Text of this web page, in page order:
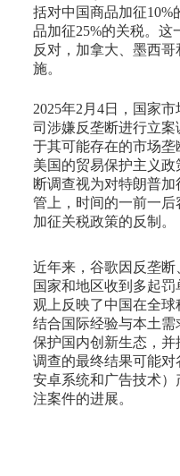
括对中国商品加征
品加征25%的关税。这
反对，加拿大、墨西
施。
2025年2月4日，国家
司涉嫌反垄断进行立
于其可能存在的市场
美国的贸易保护主义
断调查视为对特朗普
管上，时间的一前一
加征关税政策的反制。
近年来，谷歌因反垄
国家和地区收到多起
观上反映了中国在全球
结合国际经验与本土需
保护国内创新生态，并
调查的最终结果可能
安卓系统和广告技术
注案件的进展。